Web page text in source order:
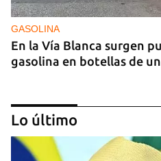
GASOLINA
En la Vía Blanca surgen
gasolina en botellas de
Lo último